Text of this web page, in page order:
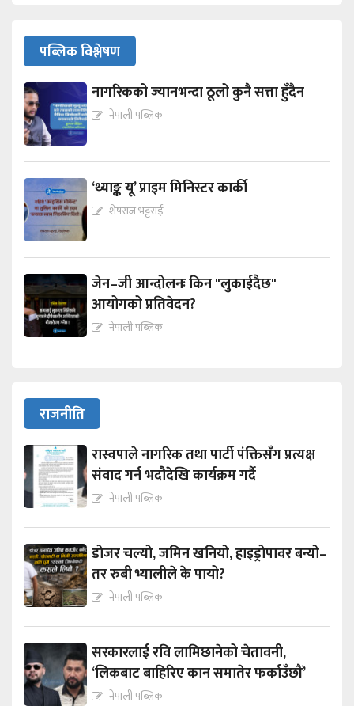
पब्लिक विश्लेषण
नागरिकको ज्यानभन्दा ठूलो कुनै सत्ता हुँदैन
नेपाली पब्लिक
‘थ्याङ्क यू’ प्राइम मिनिस्टर कार्की
शेषराज भट्टराई
जेन–जी आन्दोलनः किन "लुकाईदैछ"
आयोगको प्रतिवेदन?
नेपाली पब्लिक
राजनीति
रास्वपाले नागरिक तथा पार्टी पंक्तिसँग प्रत्यक्ष
संवाद गर्न भदौदेखि कार्यक्रम गर्दै
नेपाली पब्लिक
डोजर चल्यो, जमिन खनियो, हाइड्रोपावर बन्यो–
तर रुबी भ्यालीले के पायो?
नेपाली पब्लिक
सरकारलाई रवि लामिछानेको चेतावनी,
‘लिकबाट बाहिरिए कान समातेर फर्काउँछौं’
नेपाली पब्लिक